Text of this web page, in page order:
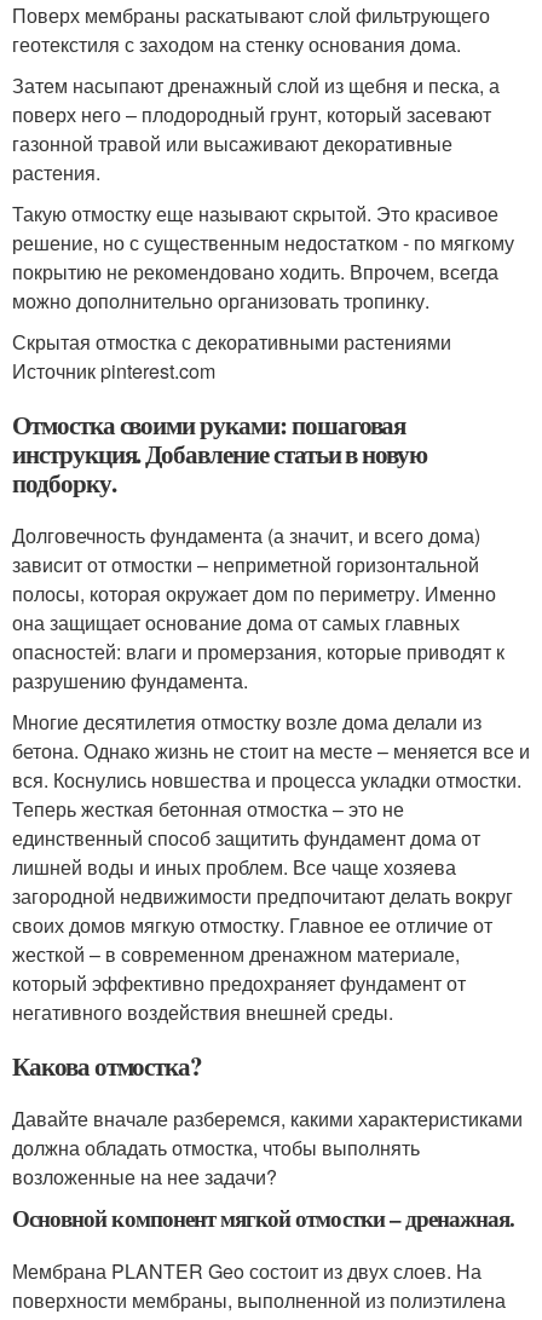
Поверх мембраны раскатывают слой фильтрующего
геотекстиля с заходом на стенку основания дома.
Затем насыпают дренажный слой из щебня и песка, а
поверх него – плодородный грунт, который засевают
газонной травой или высаживают декоративные
растения.
Такую отмостку еще называют скрытой. Это красивое
решение, но с существенным недостатком - по мягкому
покрытию не рекомендовано ходить. Впрочем, всегда
можно дополнительно организовать тропинку.
Скрытая отмостка с декоративными растениями
Источник pinterest.com
Отмостка своими руками: пошаговая
инструкция. Добавление статьи в новую
подборку.
Долговечность фундамента (а значит, и всего дома)
зависит от отмостки – неприметной горизонтальной
полосы, которая окружает дом по периметру. Именно
она защищает основание дома от самых главных
опасностей: влаги и промерзания, которые приводят к
разрушению фундамента.
Многие десятилетия отмостку возле дома делали из
бетона. Однако жизнь не стоит на месте – меняется все и
вся. Коснулись новшества и процесса укладки отмостки.
Теперь жесткая бетонная отмостка – это не
единственный способ защитить фундамент дома от
лишней воды и иных проблем. Все чаще хозяева
загородной недвижимости предпочитают делать вокруг
своих домов мягкую отмостку. Главное ее отличие от
жесткой – в современном дренажном материале,
который эффективно предохраняет фундамент от
негативного воздействия внешней среды.
Какова отмостка?
Давайте вначале разберемся, какими характеристиками
должна обладать отмостка, чтобы выполнять
возложенные на нее задачи?
Основной компонент мягкой отмостки – дренажная.
Мембрана PLANTER Geo состоит из двух слоев. На
поверхности мембраны, выполненной из полиэтилена